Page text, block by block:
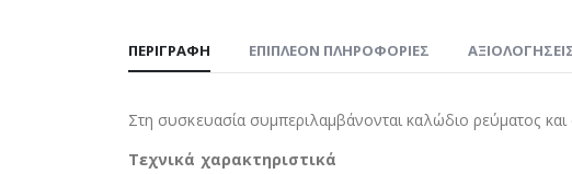
ΠΕΡΙΓΡΑΦΉ ΕΠΙΠΛΈΟΝ ΠΛΗΡΟΦΟΡΊΕΣ
Στη συσκευασία συμπεριλαμβάνονται καλώδιο ρεύματος
Τεχνικά χαρακτηριστικά